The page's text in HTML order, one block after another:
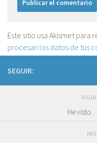
Este sitio usa Akismet para
procesan los datos de tus
SEGUIR:
He visto…